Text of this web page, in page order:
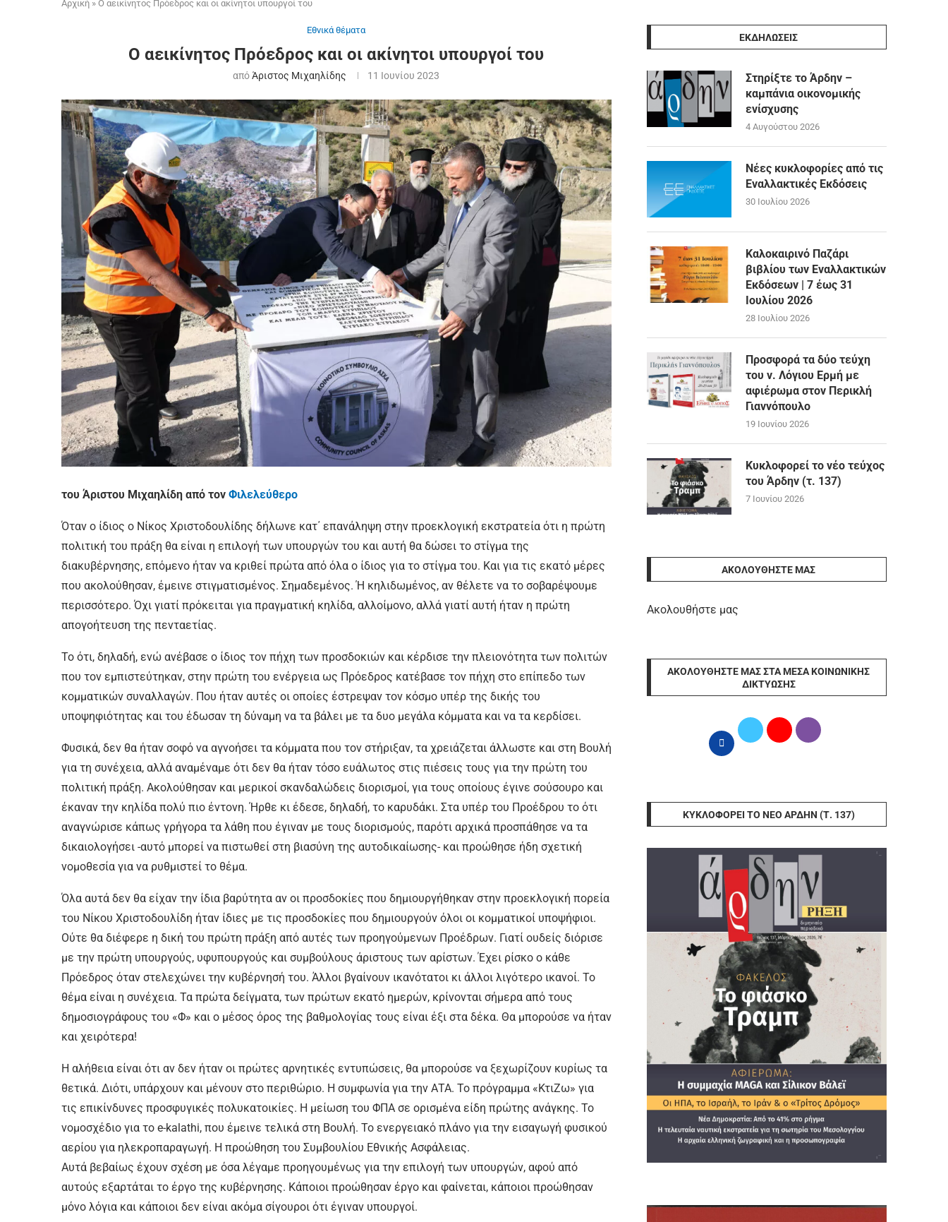
Αρχική » Ο αεικίνητος Πρόεδρος και οι ακίνητοι υπουργοί του
Εθνικά θέματα
Ο αεικίνητος Πρόεδρος και οι ακίνητοι υπουργοί του
απόΆριστος Μιχαηλίδης 11 Ιουνίου 2023
του Άριστου Μιχαηλίδη από τον Φιλελεύθερο
Όταν ο ίδιος ο Νίκος Χριστοδουλίδης δήλωνε κατ΄ επανάληψη στην προεκλογική εκστρατεία ότι η πρώτη
πολιτική του πράξη θα είναι η επιλογή των υπουργών του και αυτή θα δώσει το στίγμα της
διακυβέρνησης, επόμενο ήταν να κριθεί πρώτα από όλα ο ίδιος για το στίγμα του. Και για τις εκατό μέρες
που ακολούθησαν, έμεινε στιγματισμένος. Σημαδεμένος. Ή κηλιδωμένος, αν θέλετε να το σοβαρέψουμε
περισσότερο. Όχι γιατί πρόκειται για πραγματική κηλίδα, αλλοίμονο, αλλά γιατί αυτή ήταν η πρώτη
απογοήτευση της πενταετίας.
Το ότι, δηλαδή, ενώ ανέβασε ο ίδιος τον πήχη των προσδοκιών και κέρδισε την πλειονότητα των πολιτών
που τον εμπιστεύτηκαν, στην πρώτη του ενέργεια ως Πρόεδρος κατέβασε τον πήχη στο επίπεδο των
κομματικών συναλλαγών. Που ήταν αυτές οι οποίες έστρεψαν τον κόσμο υπέρ της δικής του
υποψηφιότητας και του έδωσαν τη δύναμη να τα βάλει με τα δυο μεγάλα κόμματα και να τα κερδίσει.
Φυσικά, δεν θα ήταν σοφό να αγνοήσει τα κόμματα που τον στήριξαν, τα χρειάζεται άλλωστε και στη Βουλή
για τη συνέχεια, αλλά αναμέναμε ότι δεν θα ήταν τόσο ευάλωτος στις πιέσεις τους για την πρώτη του
πολιτική πράξη. Ακολούθησαν και μερικοί σκανδαλώδεις διορισμοί, για τους οποίους έγινε σούσουρο και
έκαναν την κηλίδα πολύ πιο έντονη. Ήρθε κι έδεσε, δηλαδή, το καρυδάκι. Στα υπέρ του Προέδρου το ότι
αναγνώρισε κάπως γρήγορα τα λάθη που έγιναν με τους διορισμούς, παρότι αρχικά προσπάθησε να τα
δικαιολογήσει -αυτό μπορεί να πιστωθεί στη βιασύνη της αυτοδικαίωσης- και προώθησε ήδη σχετική
νομοθεσία για να ρυθμιστεί το θέμα.
Όλα αυτά δεν θα είχαν την ίδια βαρύτητα αν οι προσδοκίες που δημιουργήθηκαν στην προεκλογική πορεία
του Νίκου Χριστοδουλίδη ήταν ίδιες με τις προσδοκίες που δημιουργούν όλοι οι κομματικοί υποψήφιοι.
Ούτε θα διέφερε η δική του πρώτη πράξη από αυτές των προηγούμενων Προέδρων. Γιατί ουδείς διόρισε
με την πρώτη υπουργούς, υφυπουργούς και συμβούλους άριστους των αρίστων. Έχει ρίσκο ο κάθε
Πρόεδρος όταν στελεχώνει την κυβέρνησή του. Άλλοι βγαίνουν ικανότατοι κι άλλοι λιγότερο ικανοί. Το
θέμα είναι η συνέχεια. Τα πρώτα δείγματα, των πρώτων εκατό ημερών, κρίνονται σήμερα από τους
δημοσιογράφους του «Φ» και ο μέσος όρος της βαθμολογίας τους είναι έξι στα δέκα. Θα μπορούσε να ήταν
και χειρότερα!
Η αλήθεια είναι ότι αν δεν ήταν οι πρώτες αρνητικές εντυπώσεις, θα μπορούσε να ξεχωρίζουν κυρίως τα
θετικά. Διότι, υπάρχουν και μένουν στο περιθώριο. Η συμφωνία για την ΑΤΑ. Το πρόγραμμα «ΚτιΖω» για
τις επικίνδυνες προσφυγικές πολυκατοικίες. Η μείωση του ΦΠΑ σε ορισμένα είδη πρώτης ανάγκης. Το
νομοσχέδιο για το e-kalathi, που έμεινε τελικά στη Βουλή. Το ενεργειακό πλάνο για την εισαγωγή φυσικού
αερίου για ηλεκροπαραγωγή. Η προώθηση του Συμβουλίου Εθνικής Ασφάλειας.
Αυτά βεβαίως έχουν σχέση με όσα λέγαμε προηγουμένως για την επιλογή των υπουργών, αφού από
αυτούς εξαρτάται το έργο της κυβέρνησης. Κάποιοι προώθησαν έργο και φαίνεται, κάποιοι προώθησαν
μόνο λόγια και κάποιοι δεν είναι ακόμα σίγουροι ότι έγιναν υπουργοί.
ΕΚΔΗΛΩΣΕΙΣ
Στηρίξτε το Άρδην –
καμπάνια οικονομικής
ενίσχυσης
4 Αυγούστου 2026
Νέες κυκλοφορίες από τις
Εναλλακτικές Εκδόσεις
30 Ιουλίου 2026
Καλοκαιρινό Παζάρι
βιβλίου των Εναλλακτικών
Εκδόσεων | 7 έως 31
Ιουλίου 2026
28 Ιουλίου 2026
Προσφορά τα δύο τεύχη
του ν. Λόγιου Ερμή με
αφιέρωμα στον Περικλή
Γιαννόπουλο
19 Ιουνίου 2026
Κυκλοφορεί το νέο τεύχος
του Άρδην (τ. 137)
7 Ιουνίου 2026
ΑΚΟΛΟΥΘΉΣΤΕ ΜΑΣ
Ακολουθήστε μας
ΑΚΟΛΟΥΘΉΣΤΕ ΜΑΣ ΣΤΑ ΜΈΣΑ ΚΟΙΝΩΝΙΚΉΣ
ΔΙΚΤΎΩΣΗΣ
ΚΥΚΛΟΦΟΡΕΊ ΤΟ ΝΈΟ ΆΡΔΗΝ (Τ. 137)